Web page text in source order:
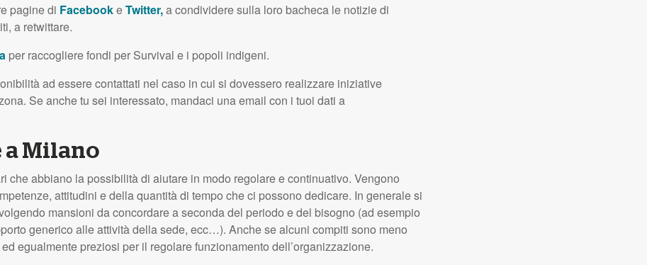
pagine di FacebookeTwitter,a condividere sulla loro bacheca le notizie di
a retwittare.
per raccogliere fondi per Survival e i popoli indigeni.
ad essere contattati nel caso in cui si dovessero realizzare iniziative
Se anche tu sei interessato, mandaci una email con i tuoi dati a
a Milano
che abbiano la possibilità di aiutare in modo regolare e continuativo. Vengono
attitudini e della quantità di tempo che ci possono dedicare. In generale si
mansioni da concordare a seconda del periodo e del bisogno (ad esempio
generico alle attività della sede, ecc…). Anche se alcuni compiti sono meno
egualmente preziosi per il regolare funzionamento dell’organizzazione.